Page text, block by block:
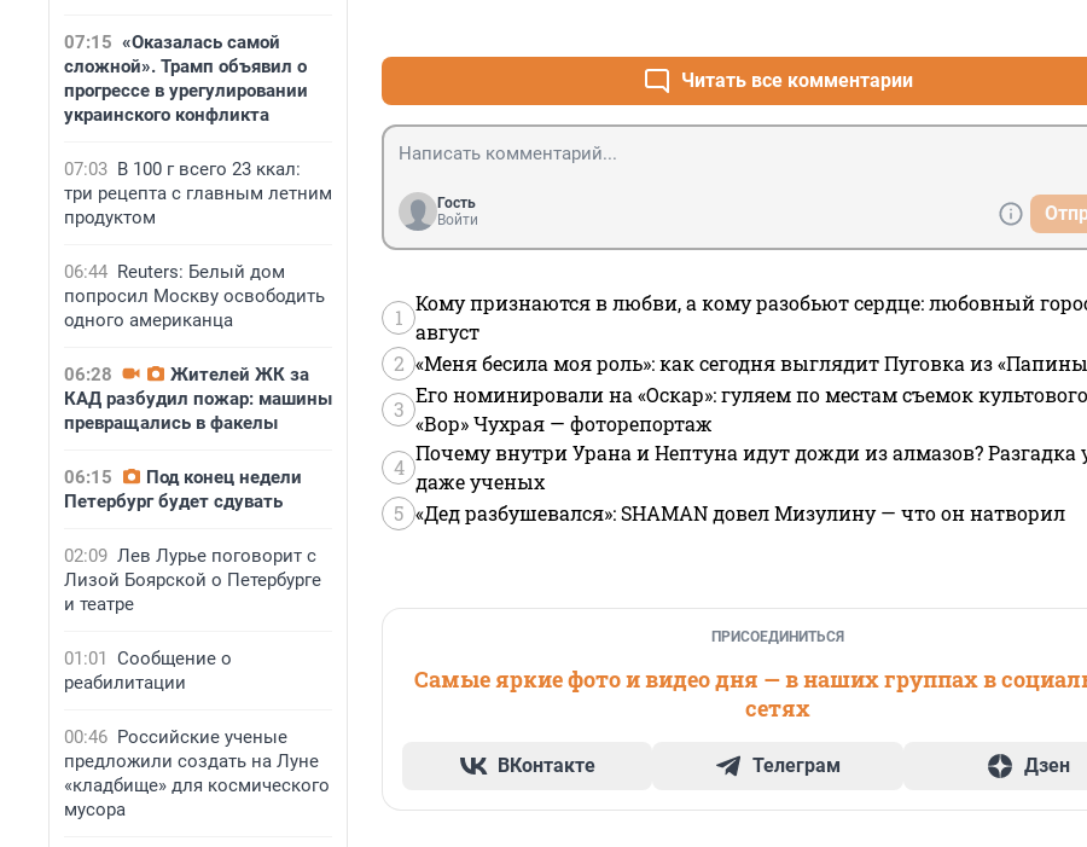
07:15 «Оказалась самой
сложной». Трамп объявил о
прогрессе в урегулировании
украинского конфликта
07:03 В 100 г всего 23 ккал:
три рецепта с главным летним
продуктом
06:44 Reuters: Белый дом
попросил Москву освободить
одного американца
06:28
Жителей ЖК за
КАД разбудил пожар: машины
превращались в факелы
06:15
Под конец недели
Петербург будет сдувать
02:09 Лев Лурье поговорит с
Лизой Боярской о Петербурге
и театре
01:01 Сообщение о
реабилитации
00:46 Российские ученые
предложили создать на Луне
«кладбище» для космического
мусора
Читать все комментарии
Гость
Войти
1
Кому признаются в любви, а кому разобьют сердце: любовный
август
2 «Меня бесила моя роль»: как сегодня выглядит Пуговка из
3
Его номинировали на «Оскар»: гуляем по местам съемок
«Вор» Чухрая — фоторепортаж
4
Почему внутри Урана и Нептуна идут дожди из алмазов? Разгадка
даже ученых
5 «Дед разбушевался»: SHAMAN довел Мизулину — что он натворил
ПРИСОЕДИНИТЬСЯ
Самые яркие фото и видео дня — в наших группах в
сетях
ВКонтакте Телеграм Дзен